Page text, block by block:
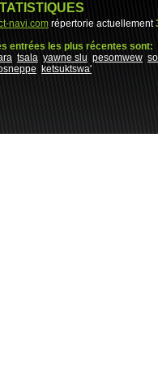
navi.com répertorie actuellement
entrées les plus récentes sont:
tsala yawne slu pesomwew
ketsuktswa'